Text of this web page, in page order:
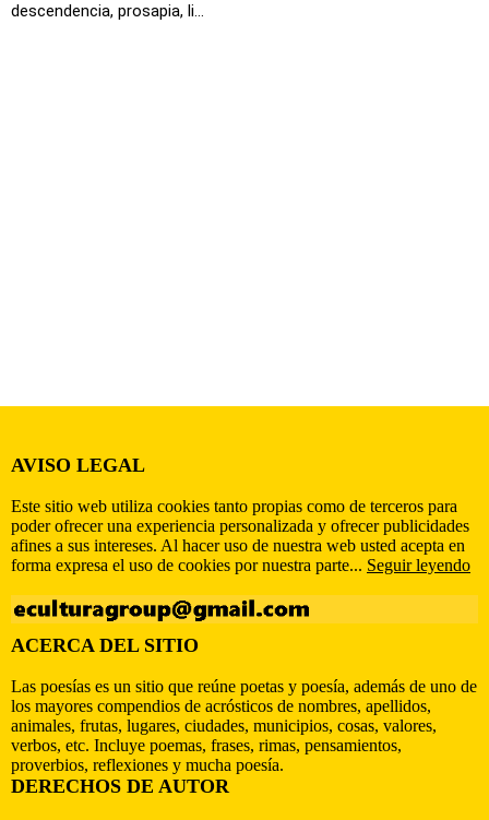
descendencia, prosapia, li...
AVISO LEGAL
Este sitio web utiliza cookies tanto propias como de terceros para
poder ofrecer una experiencia personalizada y ofrecer publicidades
afines a sus intereses. Al hacer uso de nuestra web usted acepta en
forma expresa el uso de cookies por nuestra parte... Seguir leyendo
ACERCA DEL SITIO
Las poesías es un sitio que reúne poetas y poesía, además de uno de
los mayores compendios de acrósticos de nombres, apellidos,
animales, frutas, lugares, ciudades, municipios, cosas, valores,
verbos, etc. Incluye poemas, frases, rimas, pensamientos,
proverbios, reflexiones y mucha poesía.
DERECHOS DE AUTOR